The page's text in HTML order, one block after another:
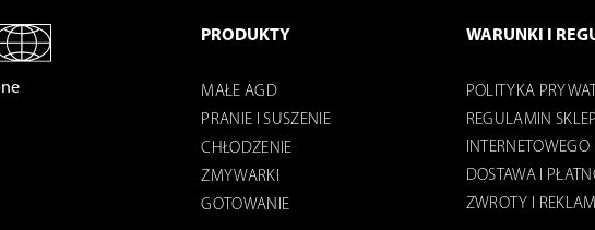
PRODUKTY
MAŁE AGD
PRANIE I SUSZENIE
CHŁODZENIE
ZMYWARKI
GOTOWANIE
WARUNKI I
POLITYKA
REGULAMIN
INTERNETOWEGO
DOSTAWA I
ZWROTY I